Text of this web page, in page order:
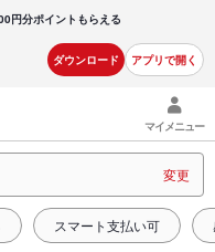
円分ポイントもらえる
ダウンロード アプリで開く
マイメニュー
変更
スマート支払い可